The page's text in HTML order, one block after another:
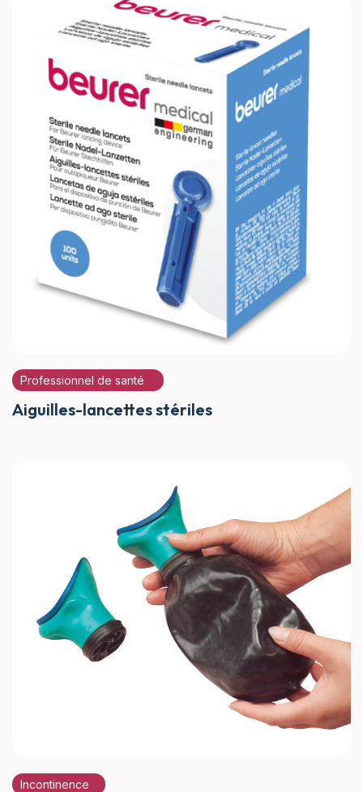
Professionnel de santé
Aiguilles-lancettes stériles
Incontinence